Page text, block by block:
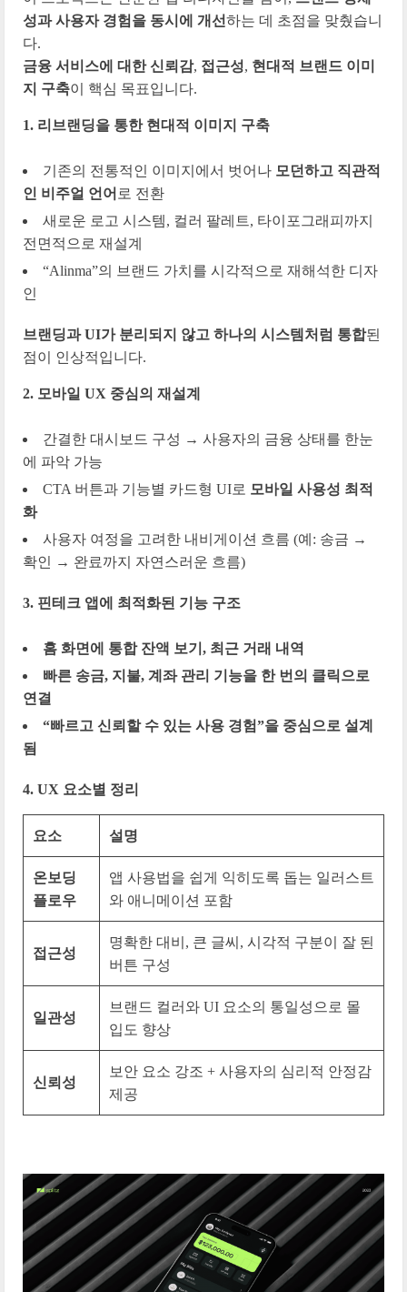
성과 사용자 경험을 동시에 개선하는 데 초점을 맞췄습니
다.
금융 서비스에 대한 신뢰감, 접근성, 현대적 브랜드 이미
지 구축이 핵심 목표입니다.
1. 리브랜딩을 통한 현대적 이미지 구축
기존의 전통적인 이미지에서 벗어나 모던하고 직관적
인 비주얼 언어 로 전환
새로운 로고 시스템, 컬러 팔레트, 타이포그래피까지
전면적으로 재설계
“Alinma”의 브랜드 가치를 시각적으로 재해석한 디자
인
브랜딩과 UI가 분리되지 않고 하나의 시스템처럼 통합된
점이 인상적입니다.
2. 모바일 UX 중심의 재설계
간결한 대시보드 구성 → 사용자의 금융 상태를 한눈
에 파악 가능
CTA 버튼과 기능별 카드형 UI로 모바일 사용성 최적
화
사용자 여정을 고려한 내비게이션 흐름 (예: 송금 →
확인 → 완료까지 자연스러운 흐름)
3. 핀테크 앱에 최적화된 기능 구조
홈 화면에 통합 잔액 보기, 최근 거래 내역
빠른 송금, 지불, 계좌 관리 기능을 한 번의 클릭으로
연결
“빠르고 신뢰할 수 있는 사용 경험”을 중심으로 설계
됨
4. UX 요소별 정리
요소 설명
온보딩
플로우
앱 사용법을 쉽게 익히도록 돕는 일러스트
와 애니메이션 포함
접근성
명확한 대비, 큰 글씨, 시각적 구분이 잘 된
버튼 구성
일관성
브랜드 컬러와 UI 요소의 통일성으로 몰
입도 향상
신뢰성
보안 요소 강조 + 사용자의 심리적 안정감
제공